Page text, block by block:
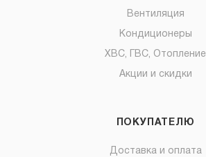
Вентиляция
Кондиционеры
ХВС, ГВС, Отопление
Акции и скидки
ПОКУПАТЕЛЮ
Доставка и оплата